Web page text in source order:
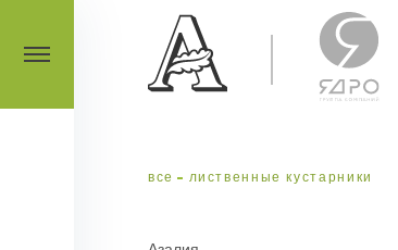
все лиственные кустарники